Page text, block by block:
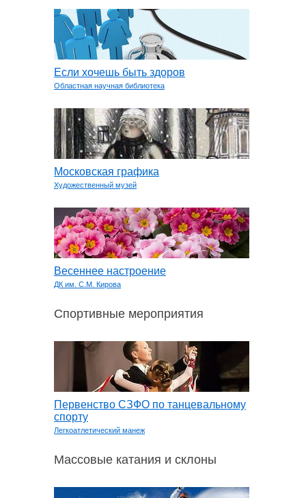
Если хочешь быть здоров
Областная научная библиотека
Московская графика
Художественный музей
Весеннее настроение
ДК им. С.М. Кирова
Спортивные мероприятия
Первенство СЗФО по танцевальному
спорту
Легкоатлетический манеж
Массовые катания и склоны